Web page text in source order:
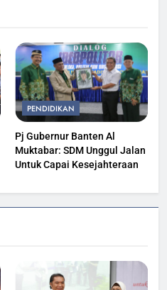
PENDIDIKAN
Pj Gubernur Banten Al
Muktabar: SDM Unggul Jalan
Untuk Capai Kesejahteraan